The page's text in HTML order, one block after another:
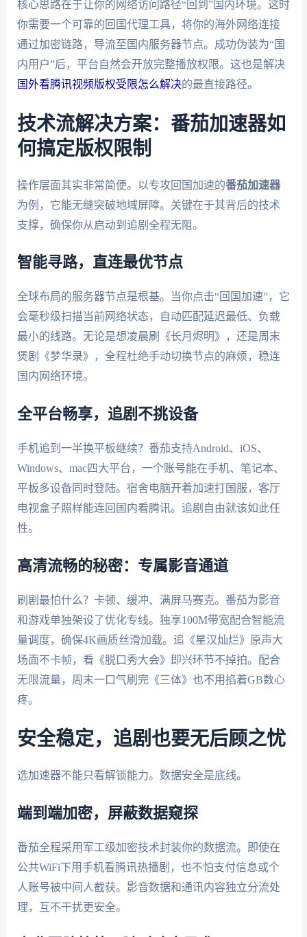
核心思路在于让你的网络访问路径“回到”国内环境。这时
你需要一个可靠的回国代理工具，将你的海外网络连接
通过加密链路，导流至国内服务器节点。成功伪装为“国
内用户”后，平台自然会开放完整播放权限。这也是解决
国外看腾讯视频版权受限怎么解决的最直接路径。
技术流解决方案：番茄加速器如
何搞定版权限制
操作层面其实非常简便。以专攻回国加速的番茄加速器
为例，它能无缝突破地域屏障。关键在于其背后的技术
支撑，确保你从启动到追剧全程无阻。
智能寻路，直连最优节点
全球布局的服务器节点是根基。当你点击“回国加速”，它
会毫秒级扫描当前网络状态，自动匹配延迟最低、负载
最小的线路。无论是想凌晨刷《长月烬明》，还是周末
煲剧《梦华录》，全程杜绝手动切换节点的麻烦，稳连
国内网络环境。
全平台畅享，追剧不挑设备
手机追到一半换平板继续？番茄支持Android、iOS、
Windows、mac四大平台，一个账号能在手机、笔记本、
平板多设备同时登陆。宿舍电脑开着加速打国服，客厅
电视盒子照样能连回国内看腾讯。追剧自由就该如此任
性。
高清流畅的秘密：专属影音通道
刷剧最怕什么？卡顿、缓冲、满屏马赛克。番茄为影音
和游戏单独架设了优化专线。独享100M带宽配合智能流
量调度，确保4K画质丝滑加载。追《星汉灿烂》原声大
场面不卡帧，看《脱口秀大会》即兴环节不掉拍。配合
无限流量，周末一口气刷完《三体》也不用掐着GB数心
疼。
安全稳定，追剧也要无后顾之忧
选加速器不能只看解锁能力。数据安全是底线。
端到端加密，屏蔽数据窥探
番茄全程采用军工级加密技术封装你的数据流。即使在
公共WiFi下用手机看腾讯热播剧，也不怕支付信息或个
人账号被中间人截获。影音数据和通讯内容独立分流处
理，互不干扰更安全。